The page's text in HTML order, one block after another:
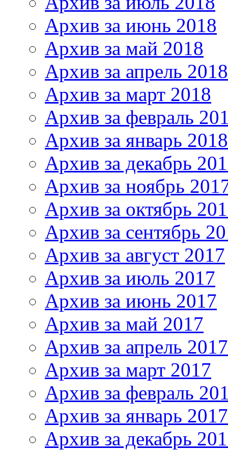
Архив за июнь 2018
Архив за май 2018
Архив за апрель 2018
Архив за март 2018
Архив за февраль
Архив за январь 2018
Архив за декабрь
Архив за ноябрь
Архив за октябрь
Архив за сентябрь
Архив за август 2017
Архив за июль 2017
Архив за июнь 2017
Архив за май 2017
Архив за апрель 2017
Архив за март 2017
Архив за февраль
Архив за январь 2017
Архив за декабрь